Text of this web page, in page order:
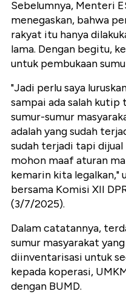
Sebelumnya, Menteri
menegaskan, bahwa
rakyat itu hanya
lama. Dengan begitu,
untuk pembukaan
"Jadi perlu saya
sampai ada salah
sumur-sumur
adalah yang sudah
sudah terjadi tapi
mohon maaf aturan
kemarin kita legalkan,"
bersama Komisi XII
(3/7/2025).
Dalam catatannya,
sumur masyarakat
diinventarisasi untuk
kepada koperasi,
dengan BUMD.